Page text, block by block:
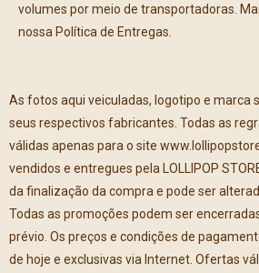
volumes por meio de transportadoras.
nossa Política de Entregas.
As fotos aqui veiculadas, logotipo e marca
seus respectivos fabricantes. Todas as
válidas apenas para o site
vendidos e entregues pela LOLLIPOP
da finalização da compra e pode ser
Todas as promoções podem ser
prévio. Os preços e condições de
de hoje e exclusivas via Internet. Ofertas